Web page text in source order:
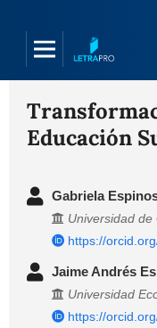
Educación
Gabriela
Universidad de
https://
Jaime Andrés
Universidad
https://